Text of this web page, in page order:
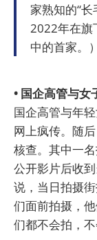
家熟知的“
2022年在旗
中的首家。）
• 国企高管与女
国企高管与年
网上疯传。随
核查。其中一名
公开影片后收
说，当日拍摄
们面前拍摄，
们都不会拍，不